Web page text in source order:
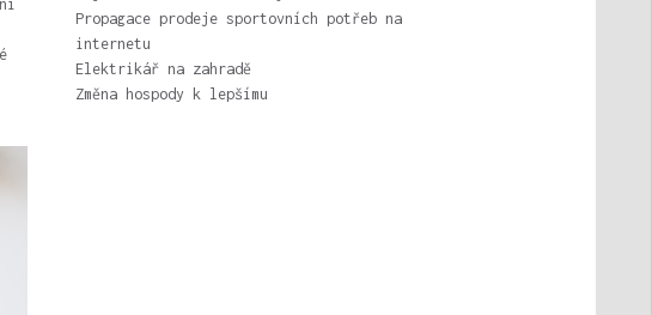
Propagace prodeje sportovních potřeb na
internetu
Elektrikář na zahradě
Změna hospody k lepšímu